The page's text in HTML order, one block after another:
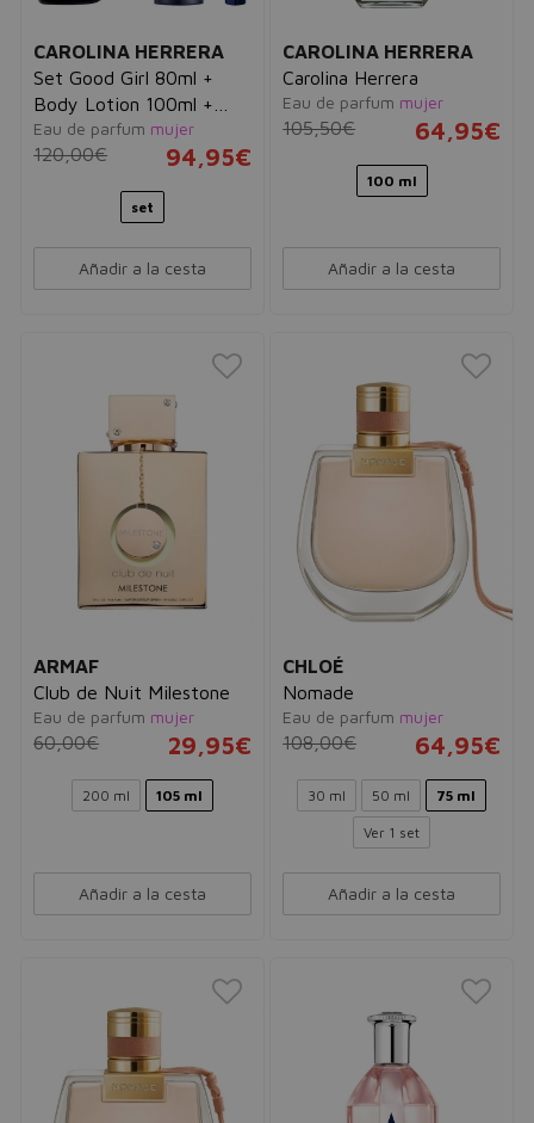
CAROLINA HERRERA
Set Good Girl 80ml +
Body Lotion 100ml +
10ml
Eau de parfum mujer
120,00€ 94,95€
set
Añadir a la cesta
CAROLINA HERRERA
Carolina Herrera
Eau de parfum mujer
105,50€ 64,95€
100 ml
Añadir a la cesta
ARMAF
Club de Nuit Milestone
Eau de parfum mujer
60,00€ 29,95€
200 ml 105 ml
Añadir a la cesta
CHLOÉ
Nomade
Eau de parfum mujer
108,00€ 64,95€
30 ml 50 ml 75 ml
Ver 1 set
Añadir a la cesta